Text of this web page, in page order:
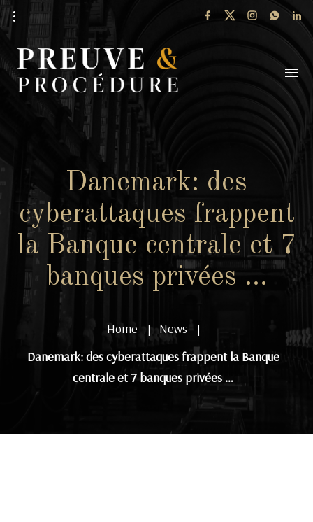
Danemark: des
cyberattaques frappent
la Banque centrale et 7
banques privées …
Home |News |
Danemark: des cyberattaques frappent la Banque
centrale et 7 banques privées …